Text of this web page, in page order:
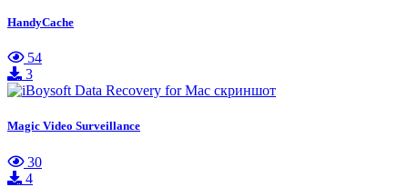
HandyCache
54
3
Magic Video Surveillance
30
4